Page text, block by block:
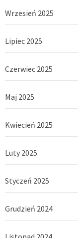
Wrzesień 2025
Lipiec 2025
Czerwiec 2025
Maj 2025
Kwiecień 2025
Luty 2025
Styczeń 2025
Grudzień 2024